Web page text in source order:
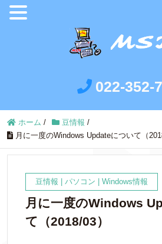
022-352-
ホーム / 豆情報 /
月に一度のWindows Updateについて（
豆情報 パソコン Windows情報
月に一度のWindows
て（2018/03）